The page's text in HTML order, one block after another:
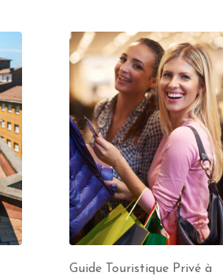
Guide Touristique Privé à